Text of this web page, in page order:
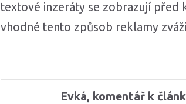
textové inzeráty se zobrazují před
vhodné tento způsob reklamy
KomentářeEvká, komentář k